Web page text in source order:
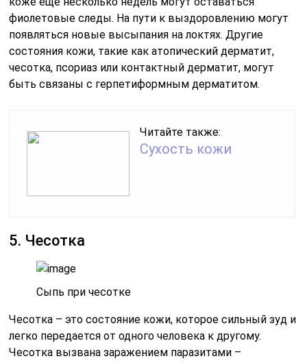
фиолетовые следы. На пути к выздоровлению могут
появляться новые высыпания на локтях. Другие
состояния кожи, такие как атопический дерматит,
чесотка, псориаз или контактный дерматит, могут
быть связаны с герпетиформным дерматитом.
Читайте также:
Сухость кожи
5. Чесотка
Сыпь при чесотке
Чесотка – это состояние кожи, которое сильный зуд и
легко передается от одного человека к другому.
Чесотка вызвана заражением паразитами –